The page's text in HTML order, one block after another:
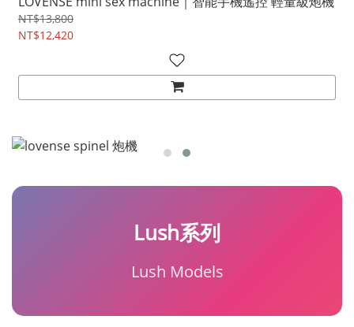
NT$13,800
NT$12,420
Lush系列
Lush Models